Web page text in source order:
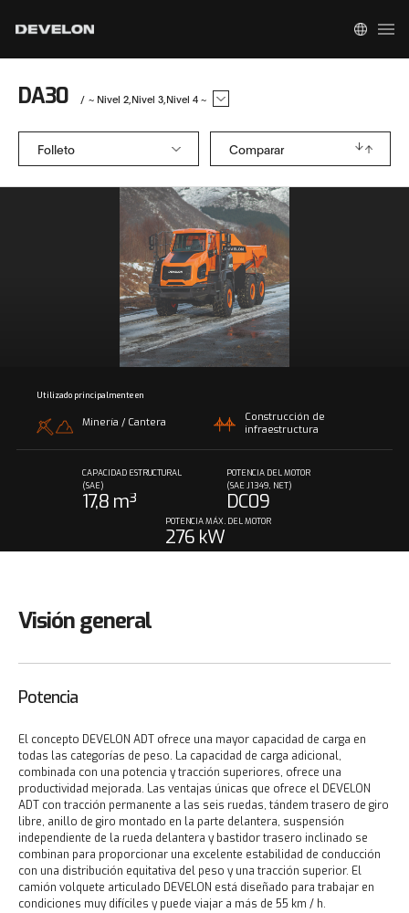
DA30 / ~ Nivel 2 Nivel 3 Nivel 4 ~
Folleto Comparar
Utilizado principalmente en
Minería / Cantera
Construcción de
infraestructura
CAPACIDAD ESTRUCTURAL
(SAE)
17,8 m³
POTENCIA DEL MOTOR
(SAE J1349, NET)
DC09
POTENCIA MÁX. DEL MOTOR
276 kW
Visión general
Potencia
El concepto DEVELON ADT ofrece una mayor capacidad de carga en
todas las categorías de peso. La capacidad de carga adicional,
combinada con una potencia y tracción superiores, ofrece una
productividad mejorada. Las ventajas únicas que ofrece el DEVELON
ADT con tracción permanente a las seis ruedas, tándem trasero de giro
libre, anillo de giro montado en la parte delantera, suspensión
independiente de la rueda delantera y bastidor trasero inclinado se
combinan para proporcionar una excelente estabilidad de conducción
con una distribución equitativa del peso y una tracción superior. El
camión volquete articulado DEVELON está diseñado para trabajar en
condiciones muy difíciles y puede viajar a más de 55 km / h.